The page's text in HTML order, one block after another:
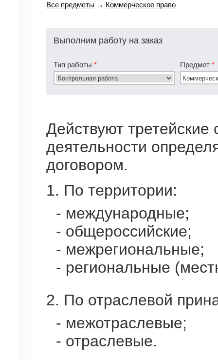
Все предметы → Коммерческое право
Выполним работу на заказ
Тип работы * Предмет *
Действуют
деятельности
договором.
1. По территории:
- международные;
- общероссийские;
- межрегиональные;
- региональные
2. По отраслевой
- межотраслевые;
- отраслевые.